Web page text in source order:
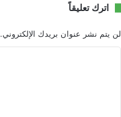
اترك تعليقاً
لن يتم نشر عنوان بريدك الإلكتروني.